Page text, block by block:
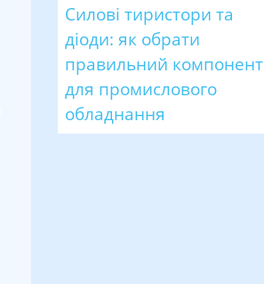
Силові тиристори та
діоди: як обрати
правильний компонент
для промислового
обладнання